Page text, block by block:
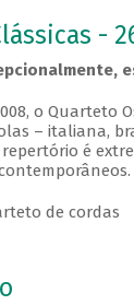
-
o Quarteto
– italiana,
é